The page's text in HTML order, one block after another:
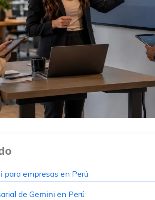
para empresas en Perú
de Gemini en Perú